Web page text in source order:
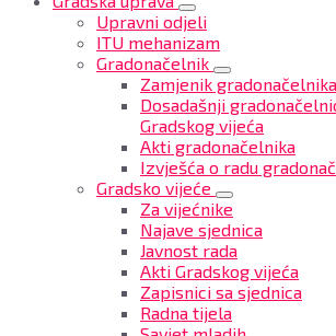
Upravni odjeli
ITU mehanizam
Gradonačelnik
Zamjenik gradonačelnika
Dosadašnji
Gradskog vijeća
Akti gradonačelnika
Izvješća o radu
Gradsko vijeće
Za vijećnike
Najave sjednica
Javnost rada
Akti Gradskog vijeća
Zapisnici sa sjednica
Radna tijela